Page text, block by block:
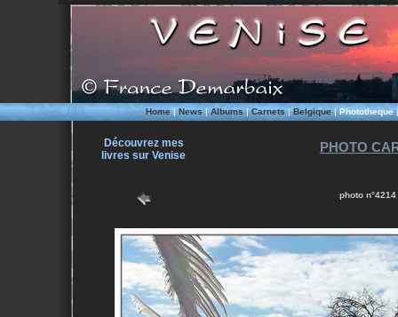
Home|News|Albums|Carnets|Belgique|Phototheque
Découvrez mes
livres sur Venise
PHOTO
photo